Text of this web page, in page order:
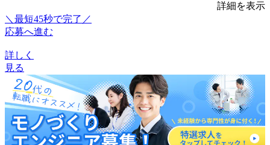
詳細を表示
＼最短45秒で完了／
応募へ進む
詳しく
見る